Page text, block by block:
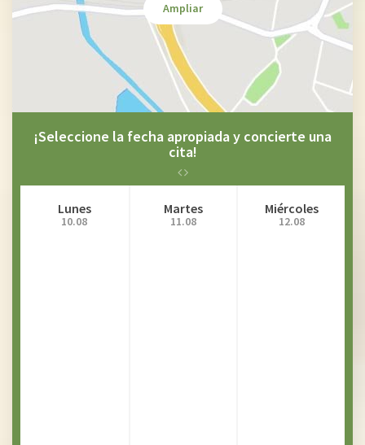
Ampliar
¡Seleccione la fecha apropiada y concierte una
cita!
Lunes
10.08
Martes
11.08
Miércoles
12.08